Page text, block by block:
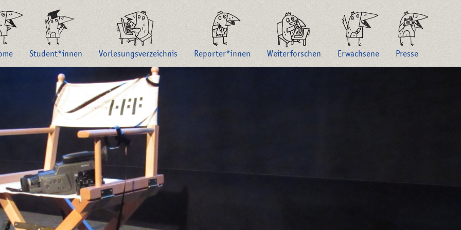
Student*innen Vorlesungsverzeichnis Reporter*innen Weiterforschen Erwachsene Presse